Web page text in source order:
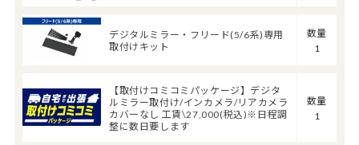
デジタルミラー・フリード(5/6系)専用
取付けキット
数量
1
【取付けコミコミパッケージ】デジタ
ルミラー取付け/インカメラ/リアカメラ
カバーなし 工賃\27,000(税込)※日程調
整に数日要します
数量
1